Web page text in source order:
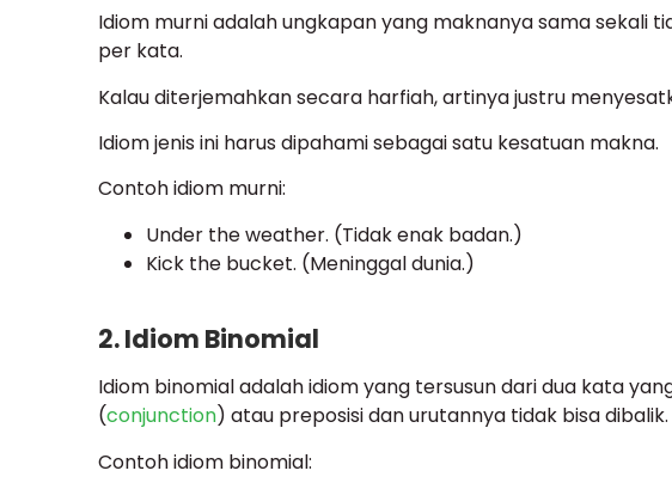
Idiom murni adalah ungkapan yang maknanya sama sekali
per kata.
Kalau diterjemahkan secara harfiah, artinya justru
Idiom jenis ini harus dipahami sebagai satu kesatuan makna.
Contoh idiom murni:
Under the weather. (Tidak enak badan.)
Kick the bucket. (Meninggal dunia.)
2. Idiom Binomial
Idiom binomial adalah idiom yang tersusun dari dua kata
(conjunction) atau preposisi dan urutannya tidak bisa dibalik.
Contoh idiom binomial: